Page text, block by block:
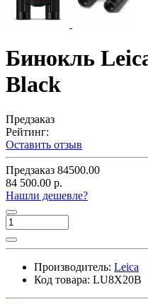
Бинокль
Black
Предзаказ
Рейтинг:
Оставить отзыв
Предзаказ 84500.00
84 500.00 р.
Нашли дешевле?
Производитель: Leica
Код товара: LU8X20B